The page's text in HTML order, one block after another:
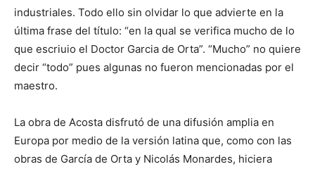
industriales. Todo ello sin olvidar lo que advierte en la
última frase del título: “en la qual se verifica mucho de lo
que escriuio el Doctor Garcia de Orta”. “Mucho” no quiere
decir “todo” pues algunas no fueron mencionadas por el
maestro.
La obra de Acosta disfrutó de una difusión amplia en
Europa por medio de la versión latina que, como con las
obras de García de Orta y Nicolás Monardes, hiciera